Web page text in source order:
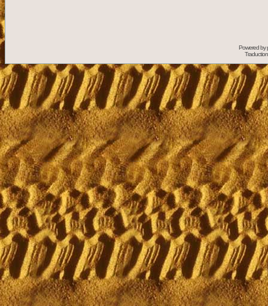
Powered by